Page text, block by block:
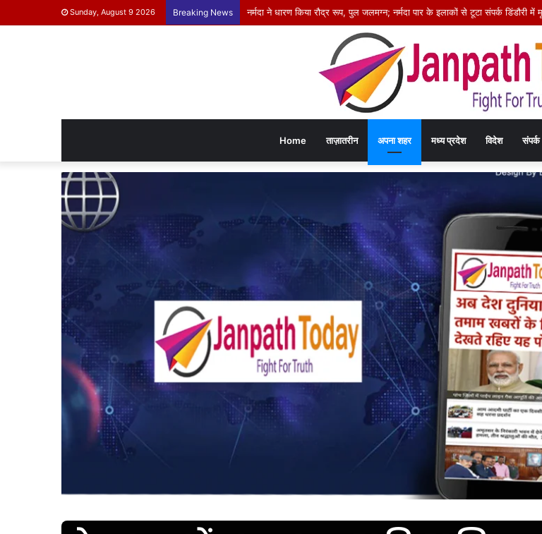
Sunday, August 9 2026 Breaking News मुख्यमंत्री जनविश्वास कार्यक्रम में 14 आश्रितों को मिले अनुकंपा नियुक्ति आदेश, खिले चेहरे
Home ताज़ातरीन अपना शहर मध्य प्रदेश विदेश संपर्क